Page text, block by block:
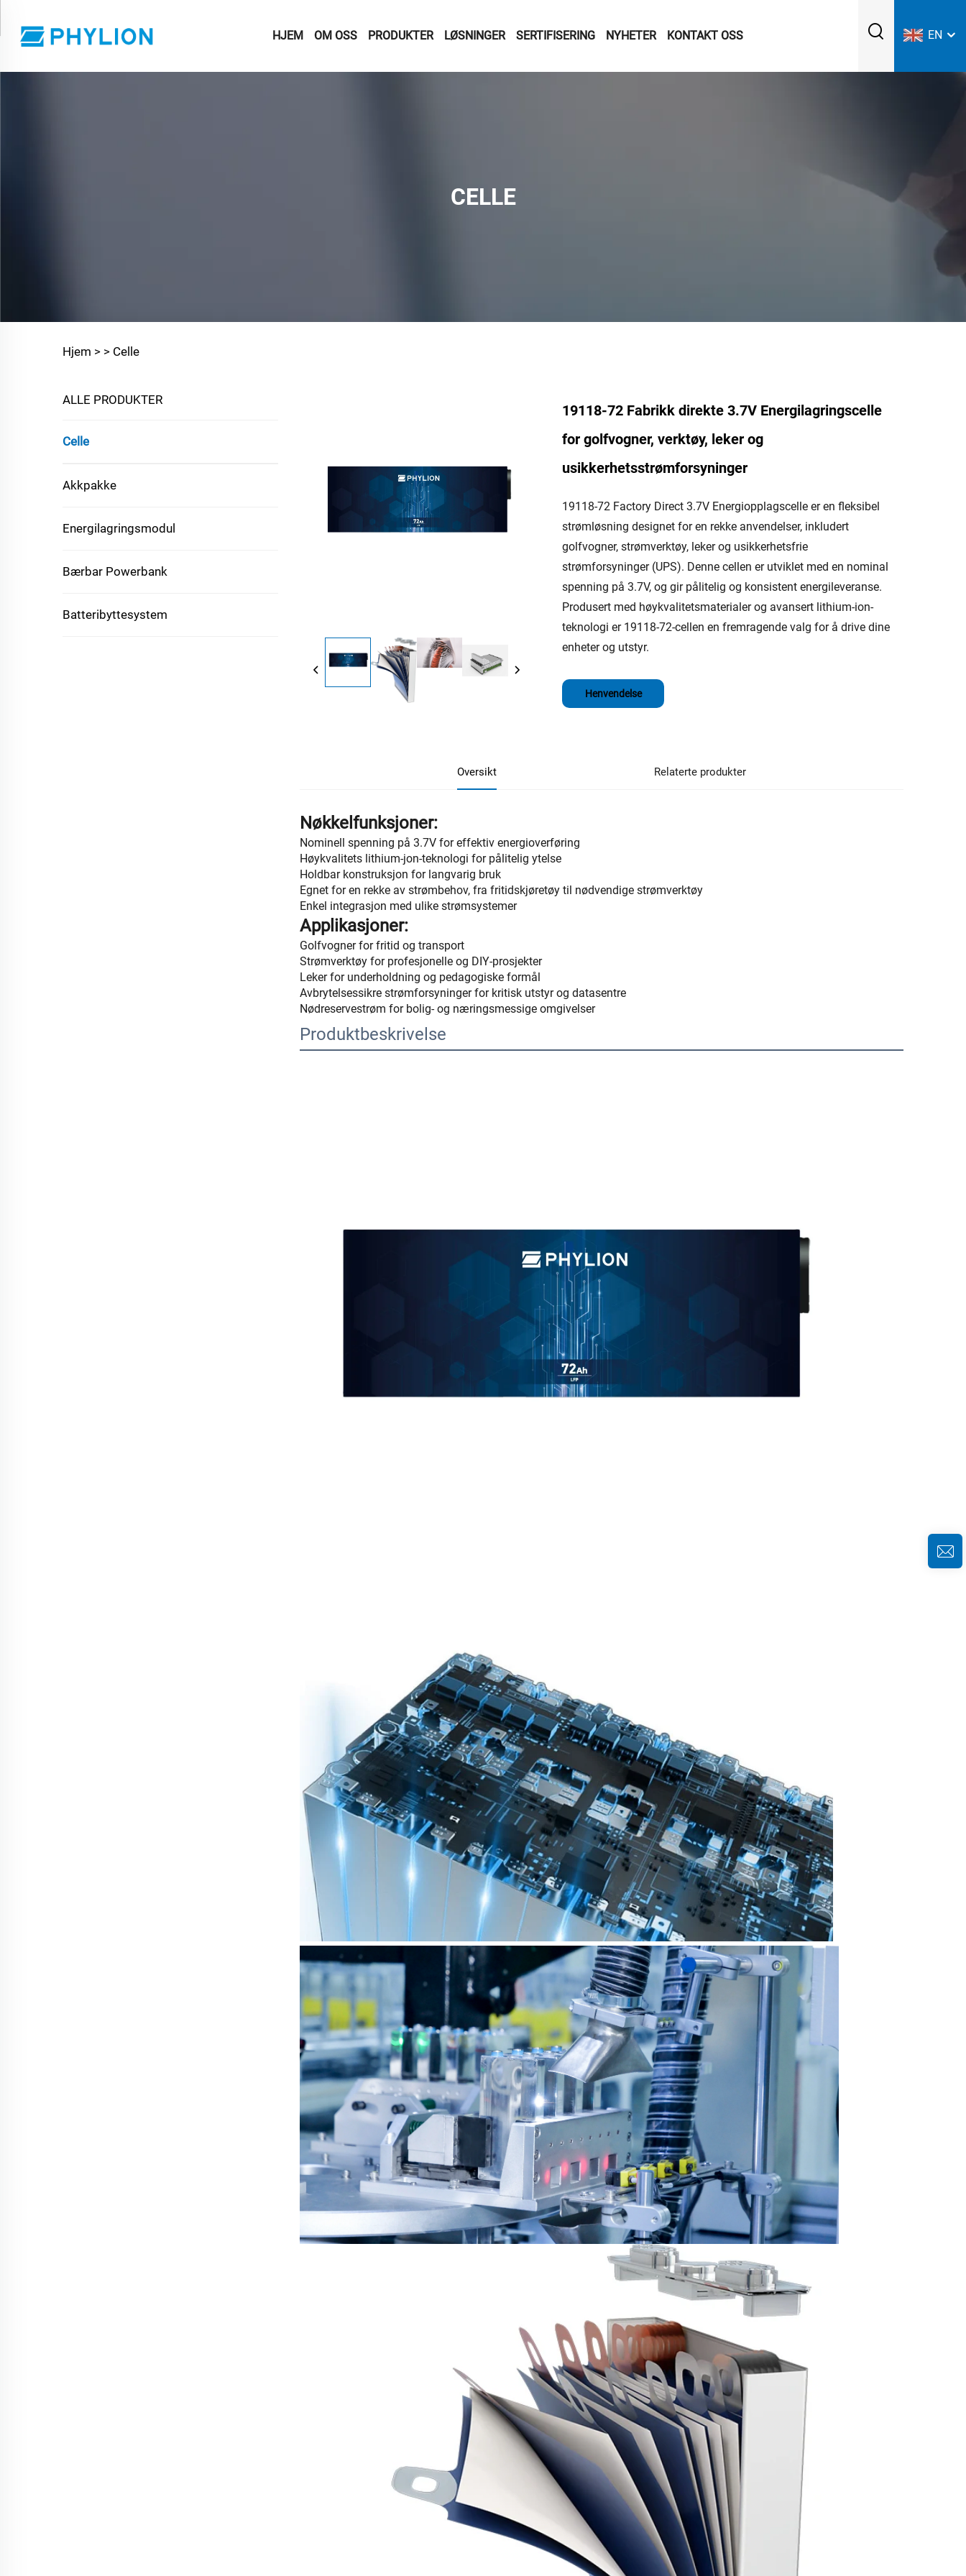
HJEM OM OSS PRODUKTER LØSNINGER SERTIFISERING NYHETER KONTAKT OSS EN
CELLE
Hjem > > Celle
ALLE PRODUKTER
Celle
Akkpakke
Energilagringsmodul
Bærbar Powerbank
Batteribyttesystem
19118-72 Fabrikk direkte 3.7V Energilagringscelle
for golfvogner, verktøy, leker og
usikkerhetsstrømforsyninger
19118-72 Factory Direct 3.7V Energiopplagscelle er en fleksibel
strømløsning designet for en rekke anvendelser, inkludert
golfvogner, strømverktøy, leker og usikkerhetsfrie
strømforsyninger (UPS). Denne cellen er utviklet med en nominal
spenning på 3.7V, og gir pålitelig og konsistent energileveranse.
Produsert med høykvalitetsmaterialer og avansert lithium-ion-
teknologi er 19118-72-cellen en fremragende valg for å drive dine
enheter og utstyr.
Henvendelse
Oversikt Relaterte produkter
Nøkkelfunksjoner:
Nominell spenning på 3.7V for effektiv energioverføring
Høykvalitets lithium-jon-teknologi for pålitelig ytelse
Holdbar konstruksjon for langvarig bruk
Egnet for en rekke av strømbehov, fra fritidskjøretøy til nødvendige strømverktøy
Enkel integrasjon med ulike strømsystemer
Applikasjoner:
Golfvogner for fritid og transport
Strømverktøy for profesjonelle og DIY-prosjekter
Leker for underholdning og pedagogiske formål
Avbrytelsessikre strømforsyninger for kritisk utstyr og datasentre
Nødreservestrøm for bolig- og næringsmessige omgivelser
Produktbeskrivelse